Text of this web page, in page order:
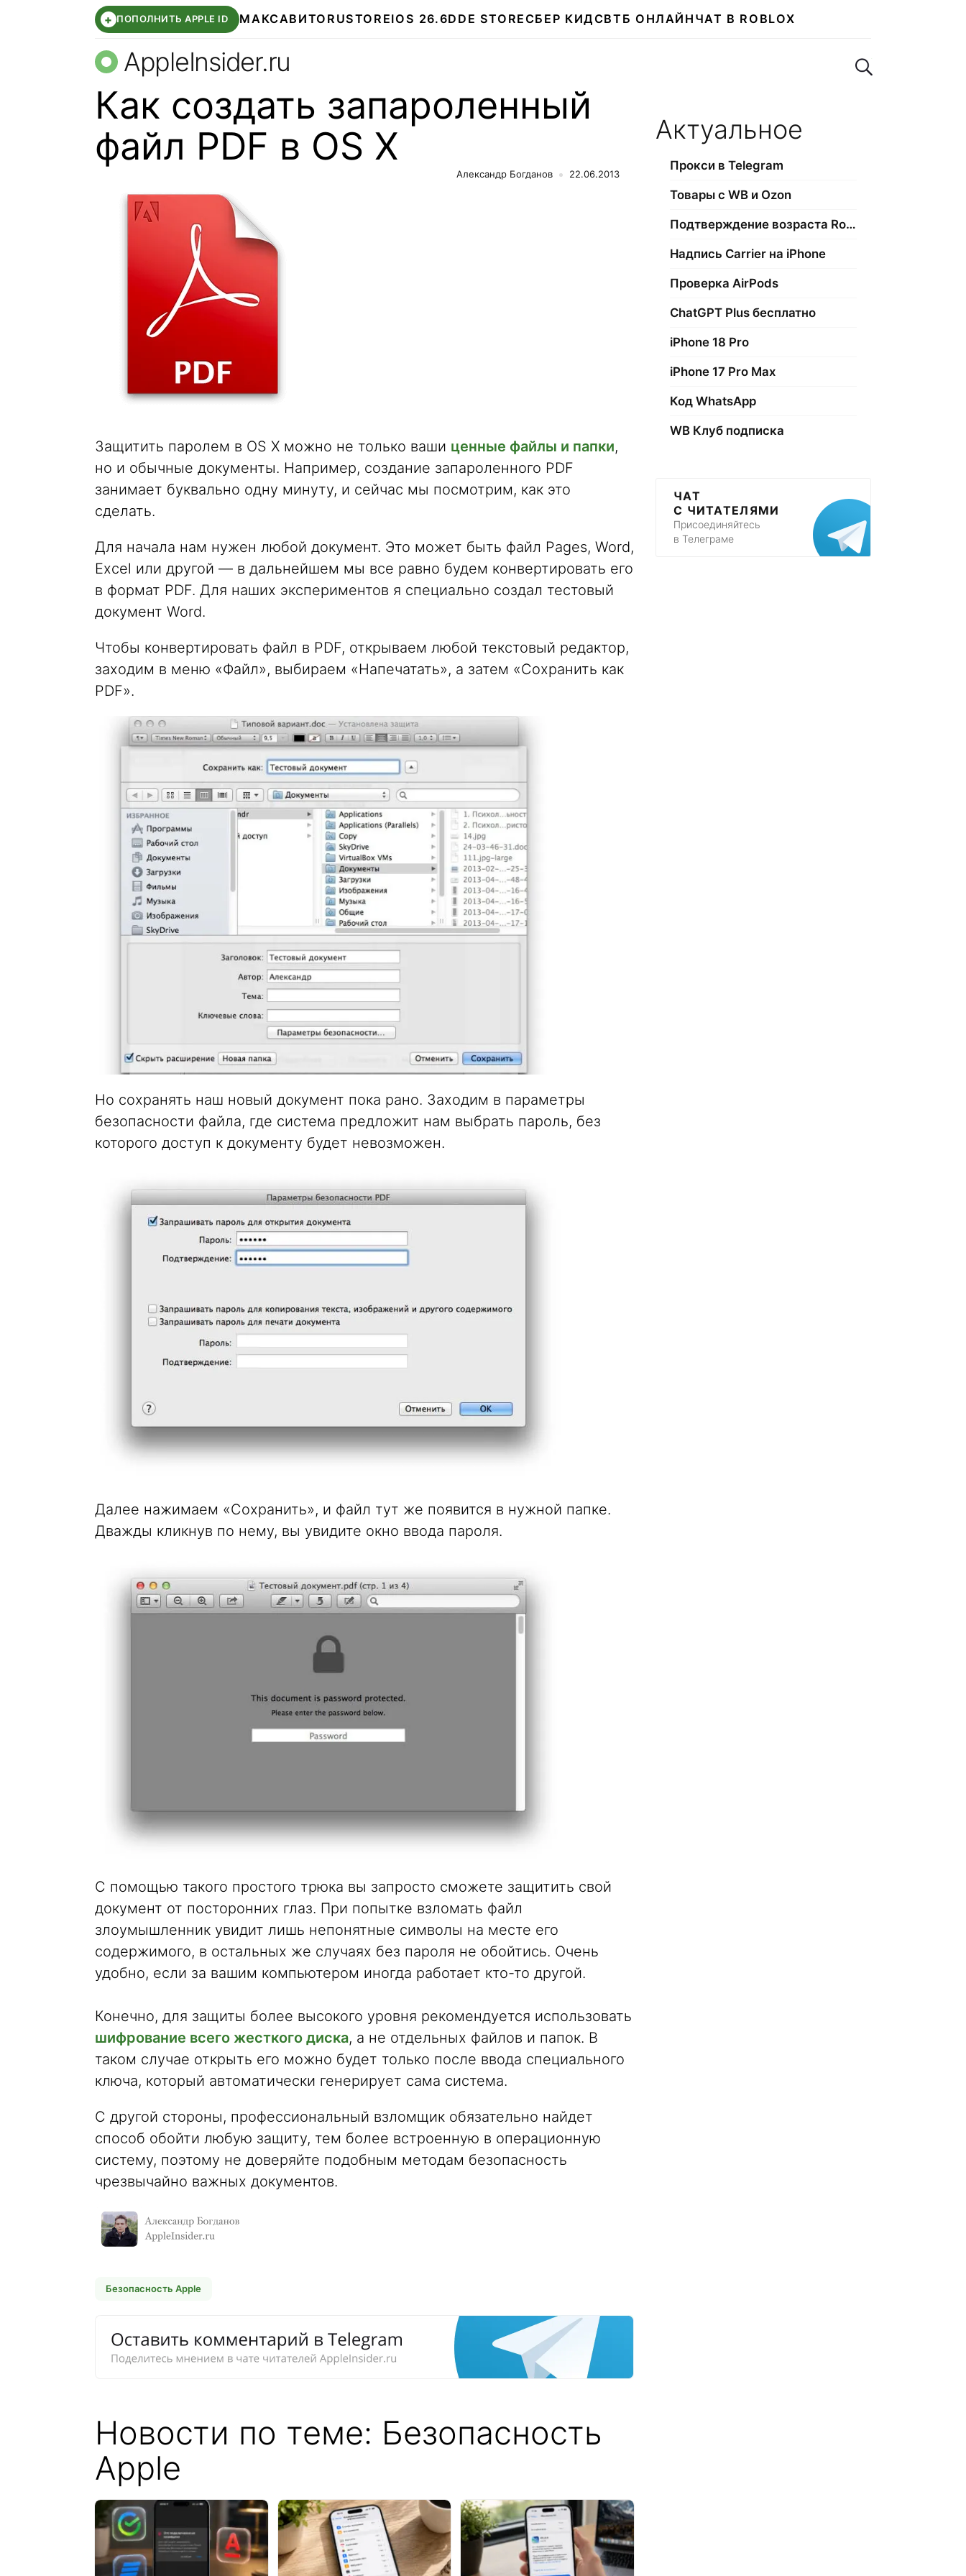
+ ПОПОЛНИТЬ APPLE ID МАКСАВИТО RUSTOREIOS 26.6DDE STORE СБЕР КИДСВТБ ОНЛАЙН ЧАТ В ROBLOX
AppleInsider.ru Поиск по сайту
Как создать запароленный
файл PDF в OS X
Александр Богданов 22.06.2013
Защитить паролем в OS X можно не только ваши ценные файлы и папки,
но и обычные документы. Например, создание запароленного PDF
занимает буквально одну минуту, и сейчас мы посмотрим, как это
сделать.
Для начала нам нужен любой документ. Это может быть файл Pages, Word,
Excel или другой — в дальнейшем мы все равно будем конвертировать его
в формат PDF. Для наших экспериментов я специально создал тестовый
документ Word.
Чтобы конвертировать файл в PDF, открываем любой текстовый редактор,
заходим в меню «Файл», выбираем «Напечатать», а затем «Сохранить как
PDF».
Но сохранять наш новый документ пока рано. Заходим в параметры
безопасности файла, где система предложит нам выбрать пароль, без
которого доступ к документу будет невозможен.
Далее нажимаем «Сохранить», и файл тут же появится в нужной папке.
Дважды кликнув по нему, вы увидите окно ввода пароля.
С помощью такого простого трюка вы запросто сможете защитить свой
документ от посторонних глаз. При попытке взломать файл
злоумышленник увидит лишь непонятные символы на месте его
содержимого, в остальных же случаях без пароля не обойтись. Очень
удобно, если за вашим компьютером иногда работает кто-то другой.
Конечно, для защиты более высокого уровня рекомендуется использовать
шифрование всего жесткого диска, а не отдельных файлов и папок. В
таком случае открыть его можно будет только после ввода специального
ключа, который автоматически генерирует сама система.
С другой стороны, профессиональный взломщик обязательно найдет
способ обойти любую защиту, тем более встроенную в операционную
систему, поэтому не доверяйте подобным методам безопасность
чрезвычайно важных документов.
Безопасность Apple
Новости по теме: Безопасность
Apple
Актуальное
Прокси в Telegram
Товары с WB и Ozon
Подтверждение возраста Roblox
Надпись Carrier на iPhone
Проверка AirPods
ChatGPT Plus бесплатно
iPhone 18 Pro
iPhone 17 Pro Max
Код WhatsApp
WB Клуб подписка
ЧАТ
С ЧИТАТЕЛЯМИ
Присоединяйтесь
в Телеграме